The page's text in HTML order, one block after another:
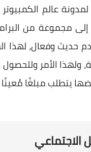
عالم
مجموعة من
حديث وفعال،
ولهذا الأمر
يتطلب مبلغًا
الاجتماعي